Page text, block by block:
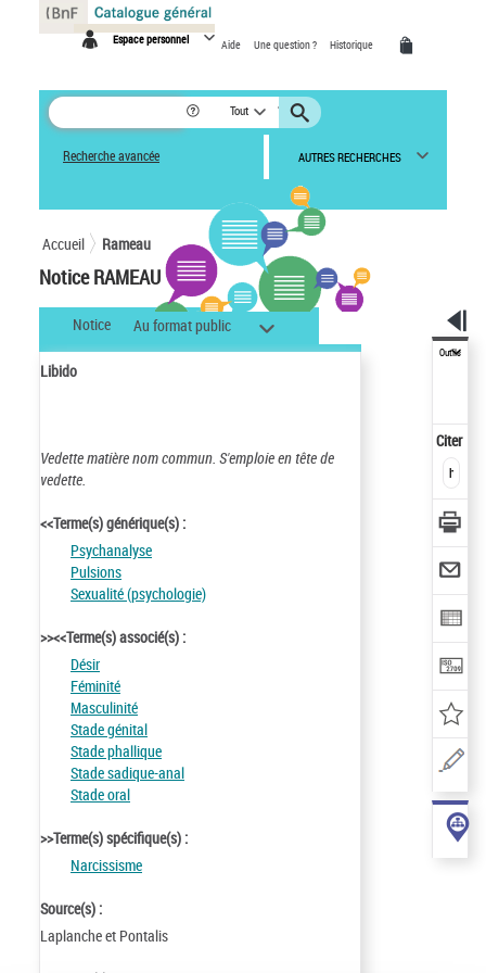
Espace personnel Aide Une question ? Historique
Tout
Recherche avancée AUTRES RECHERCHES
Accueil Rameau
Notice RAMEAU
Notice Au format public
Libido
Vedette matière nom commun. S'emploie en tête de
vedette.
<<Terme(s) générique(s) :
Psychanalyse
Pulsions
Sexualité (psychologie)
>><<Terme(s) associé(s) :
Désir
Féminité
Masculinité
Stade génital
Stade phallique
Stade sadique-anal
Stade oral
>>Terme(s) spécifique(s) :
Narcissisme
Source(s) :
Laplanche et Pontalis
Outils
Citer
Panneau de gestion des cookies